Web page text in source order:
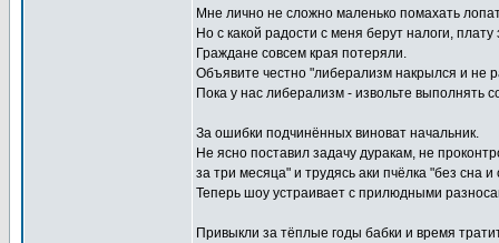
Мне лично не сложно маленько помахать
Но с какой радости с меня берут налоги,
Граждане совсем края потеряли.
Объявите честно "либерализм накрылся и не
Пока у нас либерализм - извольте выполнять
За ошибки подчинённых виноват начальник.
Не ясно поставил задачу дуракам, не
за три месяца" и трудясь аки пчёлка "без сна и
Теперь шоу устраивает с прилюдными
Привыкли за тёплые годы бабки и время